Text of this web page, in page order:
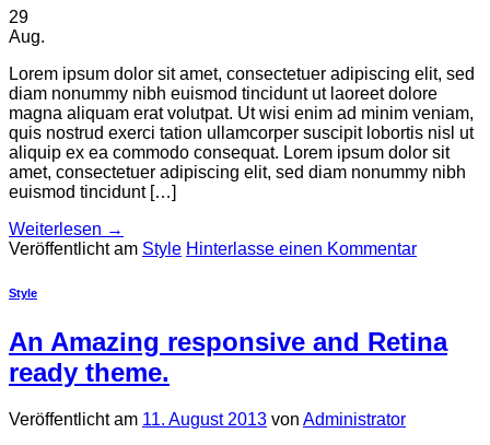
29
Aug.
Lorem ipsum dolor sit amet, consectetuer adipiscing elit, sed
diam nonummy nibh euismod tincidunt ut laoreet dolore
magna aliquam erat volutpat. Ut wisi enim ad minim veniam,
quis nostrud exerci tation ullamcorper suscipit lobortis nisl ut
aliquip ex ea commodo consequat. Lorem ipsum dolor sit
amet, consectetuer adipiscing elit, sed diam nonummy nibh
euismod tincidunt […]
Weiterlesen →
Veröffentlicht am Style Hinterlasse einen Kommentar
Style
An Amazing responsive and Retina
ready theme.
Veröffentlicht am 11. August 2013 von Administrator